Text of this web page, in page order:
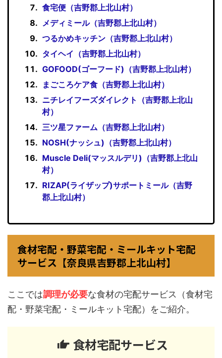
食宅便（吉野郡上北山村）
メディミール（吉野郡上北山村）
つるかめキッチン（吉野郡上北山村）
タイヘイ（吉野郡上北山村）
GOFOOD(ゴーフード)（吉野郡上北山村）
まごころケア食（吉野郡上北山村）
ニチレイフーズダイレクト（吉野郡上北山
村）
三ツ星ファーム（吉野郡上北山村）
NOSH(ナッシュ)（吉野郡上北山村）
Muscle Deli(マッスルデリ)（吉野郡上北山
村）
RIZAP(ライザップ)サポートミール（吉野
郡上北山村）
食材宅配・野菜宅配・ミールキット宅配
サービス【奈良県吉野郡上北山村】
ここでは調理が必要な食材の宅配サービス（食材宅
配・野菜宅配・ミールキット宅配）をご紹介。
食材宅配サービス